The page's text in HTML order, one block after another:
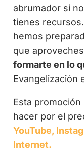
abrumador si
tienes
hemos
que
formarte en lo
Evangelización
Esta
hacer por el
YouTube,
Internet.